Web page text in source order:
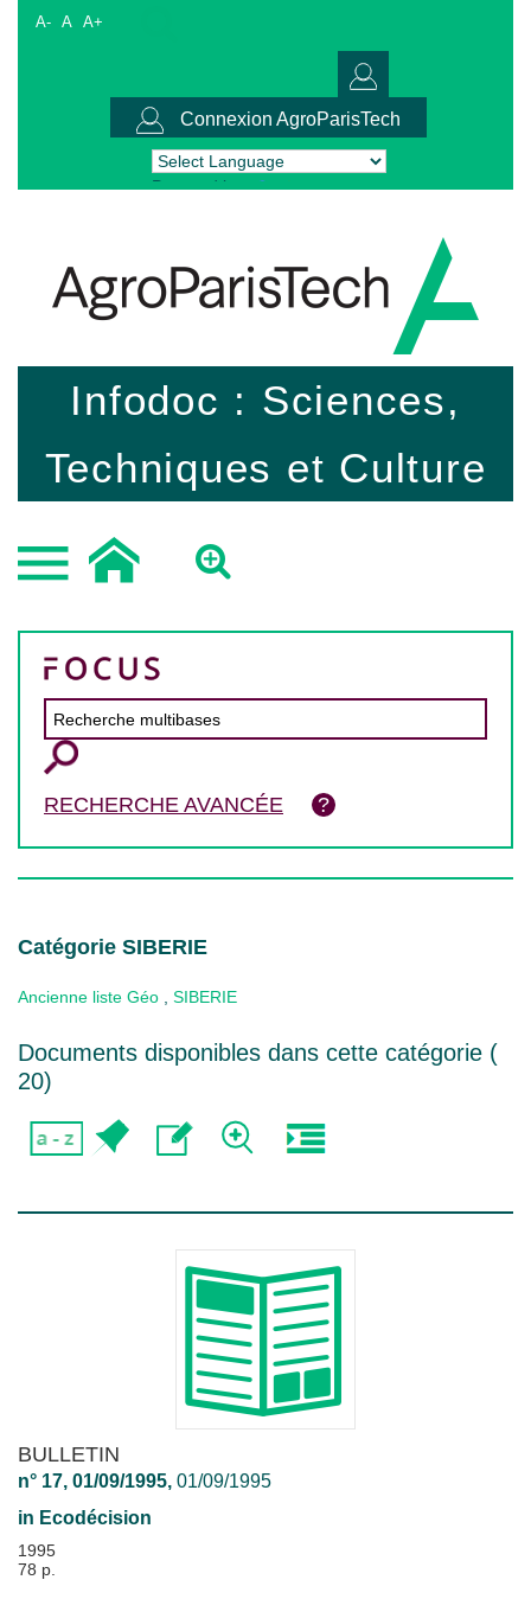
A- A A+
Connexion AgroParisTech
Powered by Translate
Infodoc : Sciences,
Techniques et Culture
RECHERCHE AVANCÉE
Catégorie SIBERIE
Ancienne liste Géo SIBERIE
Documents disponibles dans cette catégorie (
20)
BULLETIN
n° 17, 01/09/1995, 01/09/1995
in Ecodécision
1995
78 p.